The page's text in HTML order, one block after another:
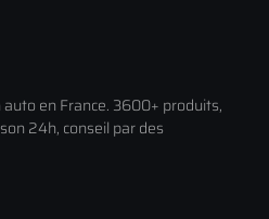
en France. 3600+ produits,
24h, conseil par des